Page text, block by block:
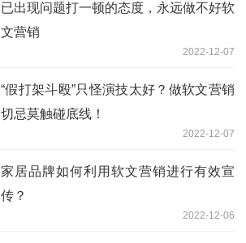
已出现问题打一顿的态度，永远做不好软
文营销
2022-12-07
“假打架斗殴”只怪演技太好？做软文营销
切忌莫触碰底线！
2022-12-07
家居品牌如何利用软文营销进行有效宣
传？
2022-12-06